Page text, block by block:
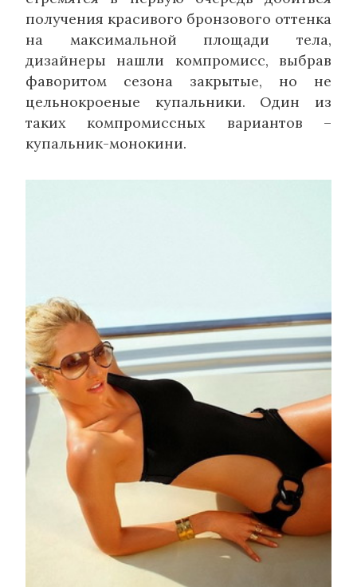
получения красивого бронзового оттенка
на максимальной площади тела,
дизайнеры нашли компромисс, выбрав
фаворитом сезона закрытые, но не
цельнокроеные купальники. Один из
таких компромиссных вариантов –
купальник-монокини.